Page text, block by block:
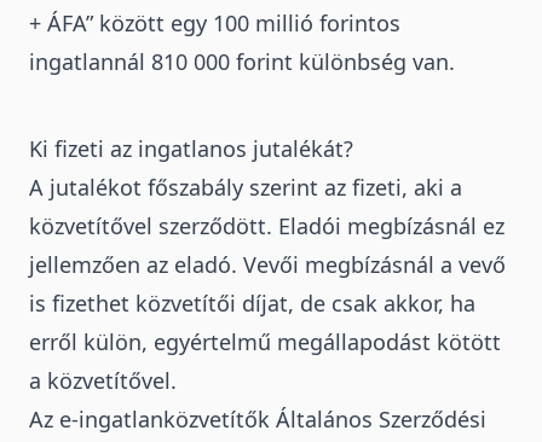
+ ÁFA” között egy 100 millió forintos
ingatlannál 810 000 forint különbség van.
Ki fizeti az ingatlanos jutalékát?
A jutalékot főszabály szerint az fizeti, aki a
közvetítővel szerződött. Eladói megbízásnál ez
jellemzően az eladó. Vevői megbízásnál a vevő
is fizethet közvetítői díjat, de csak akkor, ha
erről külön, egyértelmű megállapodást kötött
a közvetítővel.
Az e-ingatlanközvetítők Általános Szerződési